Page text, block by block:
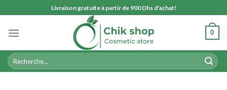
to
content
Livraison gratuite à partir de 900 Dhs d'achat!
0
Recherche
pour :